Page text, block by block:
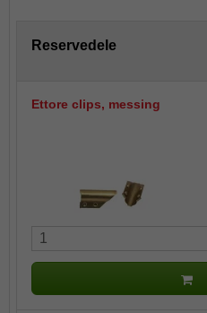
Reservedele
Ettore clips, messing